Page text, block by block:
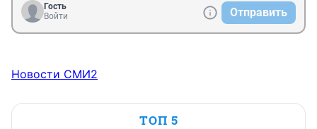
Гость
Войти
Отправить
Новости СМИ2
ТОП 5